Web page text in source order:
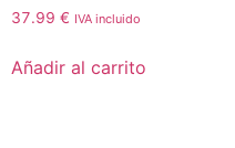
37.99 € IVA incluido
Añadir al carrito